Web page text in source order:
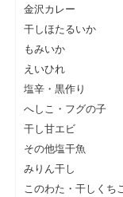
金沢カレー
干しほたるいか
もみいか
えいひれ
塩辛・黒作り
へしこ・フグの子
干し甘エビ
その他塩干魚
みりん干し
このわた・干しくち